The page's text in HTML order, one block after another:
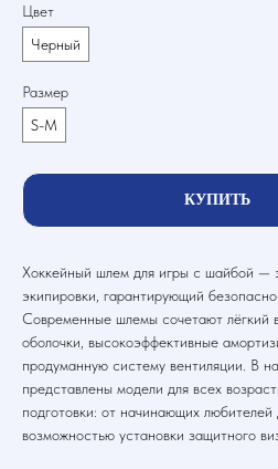
Цвет
Черный
Размер
S-M
КУПИТЬ
Хоккейный шлем для игры с шайбой —
экипировки, гарантирующий
Современные шлемы сочетают лёгкий
оболочки, высокоэффективные
продуманную систему вентиляции. В
представлены модели для всех
подготовки: от начинающих
возможностью установки защитного